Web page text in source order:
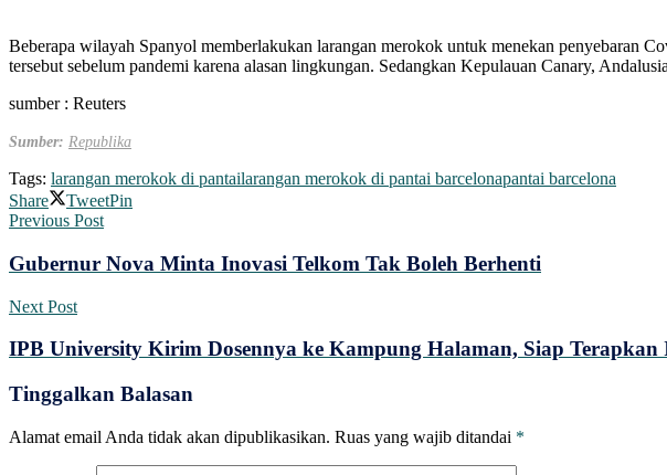
Beberapa wilayah Spanyol memberlakukan larangan merokok untuk menekan penyebaran
tersebut sebelum pandemi karena alasan lingkungan. Sedangkan Kepulauan Canary,
sumber : Reuters
Sumber: Republika
Tags: larangan merokok di pantailarangan merokok di pantai barcelonapantai barcelona
Share
TweetPin
Previous Post
Gubernur Nova Minta Inovasi Telkom Tak Boleh Berhenti
Next Post
IPB University Kirim Dosennya ke Kampung Halaman, Siap
Tinggalkan Balasan
Alamat email Anda tidak akan dipublikasikan. Ruas yang wajib ditandai *